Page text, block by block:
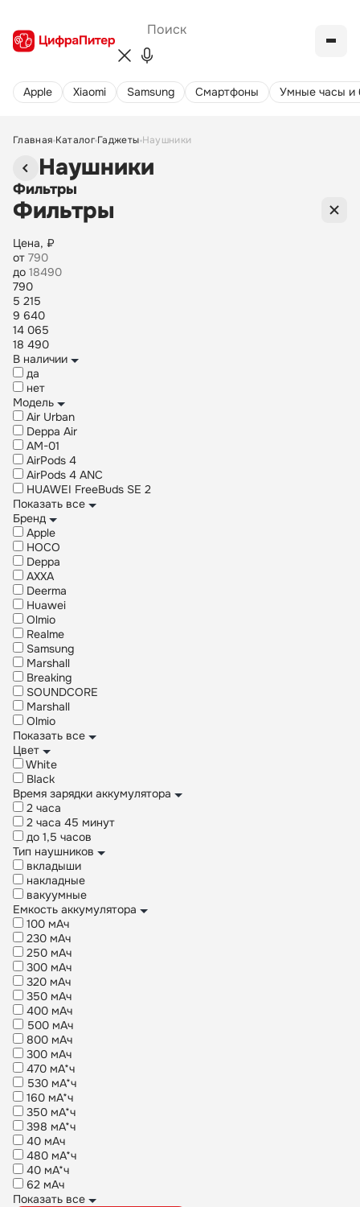
Apple Xiaomi Samsung Cмартфоны Умные часы и
Главная Каталог Гаджеты Наушники
Наушники
Фильтры
Фильтры
Цена, ₽
от
до
790
5 215
9 640
14 065
18 490
В наличии
да
нет
Модель
Air Urban
Deppa Air
AM-01
AirPods 4
AirPods 4 ANC
HUAWEI FreeBuds SE 2
Показать все
Бренд
Apple
HOCO
Deppa
AXXA
Deerma
Huawei
Olmio
Realme
Samsung
Marshall
Breaking
SOUNDCORE
Marshall
Olmio
Показать все
Цвет
White
Black
Время зарядки аккумулятора
2 часа
2 часа 45 минут
до 1,5 часов
Тип наушников
вкладыши
накладные
вакуумные
Емкость аккумулятора
100 мАч
230 мАч
250 мАч
300 мАч
320 мАч
350 мАч
400 мАч
500 мАч
800 мАч
300 мАч
470 мА*ч
530 мА*ч
160 мА*ч
350 мА*ч
398 мА*ч
40 мАч
480 мА*ч
40 мА*ч
62 мАч
Показать все